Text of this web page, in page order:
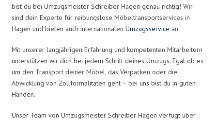
bist du bei Umzugsmeister Schreiber Hagen genau richtig! Wir
sind dein Experte für reibungslose Möbeltransportservices in
Hagen und bieten auch internationalen Umzugsservice an.
Mit unserer langjährigen Erfahrung und kompetenten Mitarbeitern
unterstützen wir dich bei jedem Schritt deines Umzugs. Egal ob es
um den Transport deiner Möbel, das Verpacken oder die
Abwicklung von Zollformalitäten geht – bei uns bist du in guten
Händen.
Unser Team von Umzugsmeister Schreiber Hagen verfügt über